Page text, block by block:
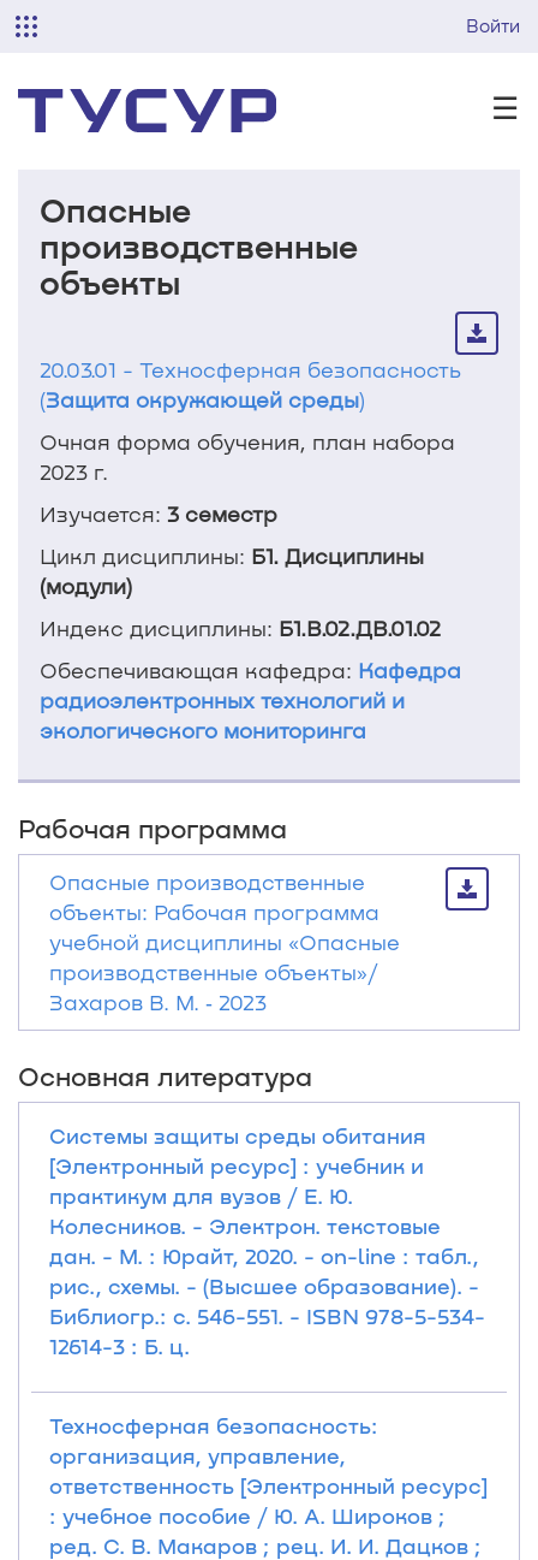
Войти
☰
Опасные
производственные
объекты
20.03.01 - Техносферная безопасность
(Защита окружающей среды)
Очная форма обучения, план набора
2023 г.
Изучается: 3 семестр
Цикл дисциплины: Б1. Дисциплины
(модули)
Индекс дисциплины: Б1.В.02.ДВ.01.02
Обеспечивающая кафедра: Кафедра
радиоэлектронных технологий и
экологического мониторинга
Рабочая программа
Опасные производственные
объекты: Рабочая программа
учебной дисциплины «Опасные
производственные объекты»/
Захаров В. М. ‐ 2023
Основная литература
Системы защиты среды обитания
[Электронный ресурс] : учебник и
практикум для вузов / Е. Ю.
Колесников. - Электрон. текстовые
дан. - М. : Юрайт, 2020. - on-line : табл.,
рис., схемы. - (Высшее образование). -
Библиогр.: с. 546-551. - ISBN 978-5-534-
12614-3 : Б. ц.
Техносферная безопасность:
организация, управление,
ответственность [Электронный ресурс]
: учебное пособие / Ю. А. Широков ;
ред. С. В. Макаров ; рец. И. И. Дацков ;